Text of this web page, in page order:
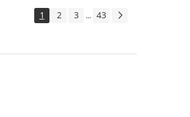
1 2 3 ... 43